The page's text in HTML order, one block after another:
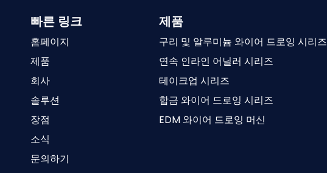
빠른 링크
홈페이지
제품
회사
솔루션
장점
소식
문의하기
제품
구리 및 알루미늄 와이어 드로잉 시리즈
연속 인라인 어닐러 시리즈
테이크업 시리즈
합금 와이어 드로잉 시리즈
EDM 와이어 드로잉 머신